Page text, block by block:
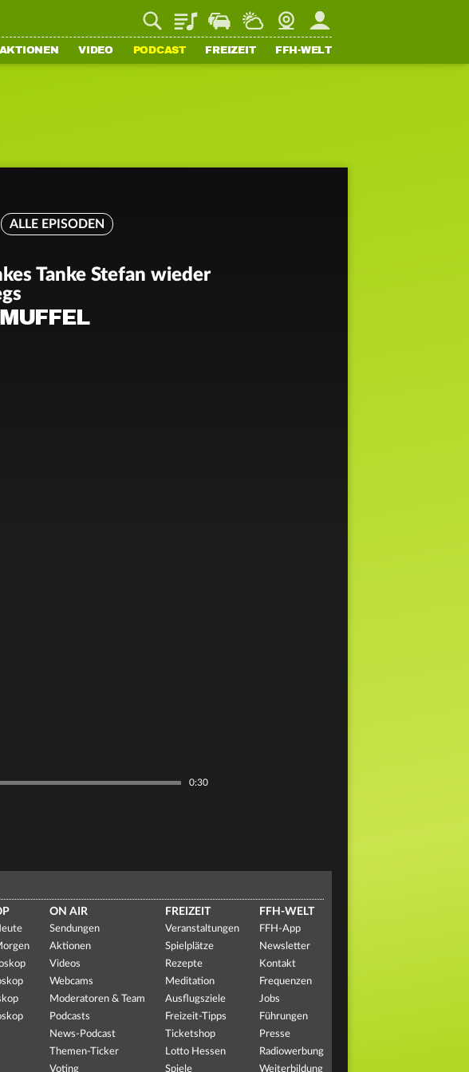
PlaylistStaupilotWetterWebcamMein FFH
AKTIONEN VIDEO PODCAST FREIZEIT FFH-WELT
ALLE EPISODEN
Tanke Stefan wieder
0:30
ON AIR
Sendungen
Aktionen
Videos
Webcams
Moderatoren & Team
Podcasts
News-Podcast
Themen-Ticker
Voting
FREIZEIT
Veranstaltungen
Spielplätze
Rezepte
Meditation
Ausflugsziele
Freizeit-Tipps
Ticketshop
Lotto Hessen
Spiele
FFH-WELT
FFH-App
Newsletter
Kontakt
Frequenzen
Jobs
Führungen
Presse
Radiowerbung
Weiterbildung